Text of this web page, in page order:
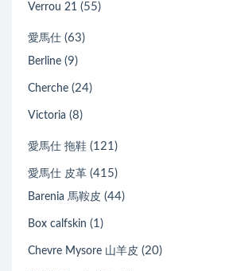
Verrou 21 (55)
愛馬仕 (63)
Berline (9)
Cherche (24)
Victoria (8)
愛馬仕 拖鞋 (121)
愛馬仕 皮革 (415)
Barenia 馬鞍皮 (44)
Box calfskin (1)
Chevre Mysore 山羊皮 (20)